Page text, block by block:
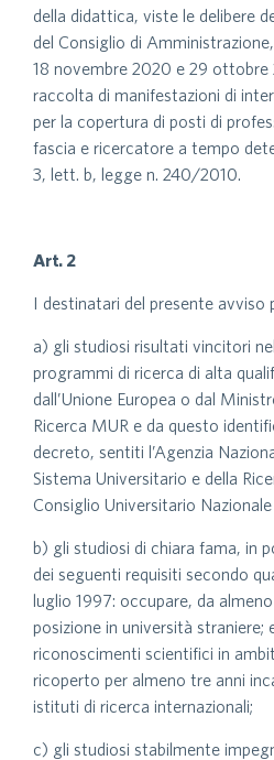
della didattica, viste le delibere
del Consiglio di
18 novembre 2020 e 29 ottobre
raccolta di manifestazioni di
per la copertura di posti di
fascia e ricercatore a tempo
3, lett. b, legge n. 240/2010.
Art. 2
I destinatari del presente avviso
a) gli studiosi risultati vincitori
programmi di ricerca di alta
dall’Unione Europea o dal
Ricerca MUR e da questo
decreto, sentiti l’Agenzia
Sistema Universitario e della
Consiglio Universitario
b) gli studiosi di chiara fama, in
dei seguenti requisiti secondo
luglio 1997: occupare, da
posizione in università straniere;
riconoscimenti scientifici in
ricoperto per almeno tre anni
istituti di ricerca internazionali;
c) gli studiosi stabilmente